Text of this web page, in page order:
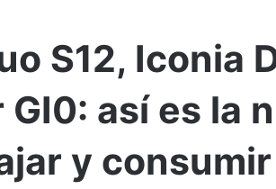
S12, Iconia
así es la
y consumir